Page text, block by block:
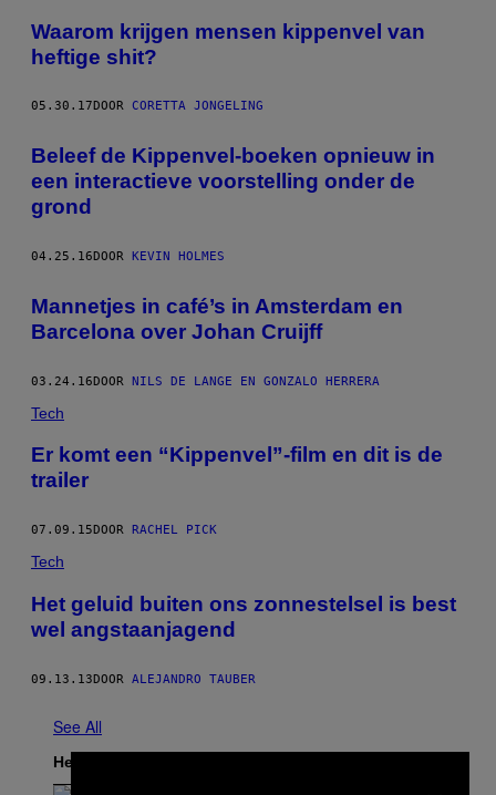
Waarom krijgen mensen kippenvel van
heftige shit?
05.30.17 DOOR CORETTA JONGELING
Beleef de Kippenvel-boeken opnieuw in
een interactieve voorstelling onder de
grond
04.25.16DOOR KEVIN HOLMES
Mannetjes in café’s in Amsterdam en
Barcelona over Johan Cruijff
03.24.16DOOR NILS DE LANGE EN GONZALO HERRERA
Tech
Er komt een “Kippenvel”-film en dit is de
trailer
07.09.15 DOOR RACHEL PICK
Tech
Het geluid buiten ons zonnestelsel is best
wel angstaanjagend
09.13.13DOOR ALEJANDRO TAUBER
See All
Het Laatste